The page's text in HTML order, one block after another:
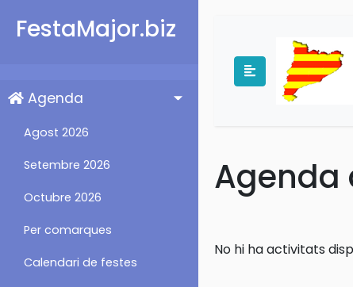
FestaMajor.biz
Agenda
Agost 2026
Setembre 2026
Octubre 2026
Per comarques
Calendari de festes
Agenda
No hi ha activitats